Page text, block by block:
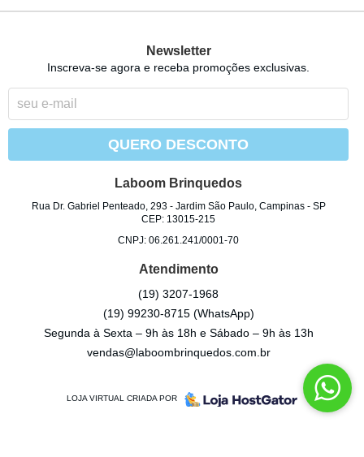
Newsletter
Inscreva-se agora e receba promoções exclusivas.
QUERO DESCONTO
Laboom Brinquedos
Rua Dr. Gabriel Penteado, 293- Jardim São Paulo, Campinas- SP
CEP: 13015-215
CNPJ: 06.261.241/0001-70
Atendimento
(19) 3207-1968
(19) 99230-8715 (WhatsApp)
Segunda à Sexta – 9h às 18h e Sábado – 9h às 13h
vendas@laboombrinquedos.com.br
LOJA VIRTUAL CRIADA POR